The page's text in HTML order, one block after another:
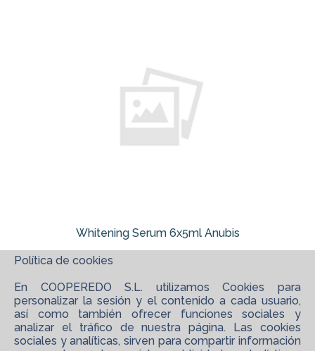
Whitening Serum 6x5ml Anubis
Política de cookies
En COOPEREDO S.L. utilizamos Cookies para
personalizar la sesión y el contenido a cada usuario,
así como también ofrecer funciones sociales y
analizar el tráfico de nuestra página. Las cookies
sociales y analíticas, sirven para compartir información